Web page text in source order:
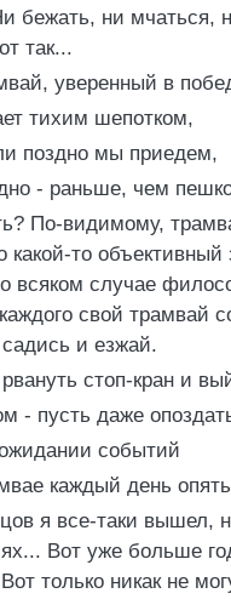
бежать, ни мчаться,
так...
уверенный в
тихим шепотком,
поздно мы приедем,
- раньше, чем
По-видимому,
какой-то объективный
всяком случае
свой трамвай
и езжай.
стоп-кран и
- пусть даже
событий
каждый день
я все-таки вышел,
Вот уже больше
только никак не